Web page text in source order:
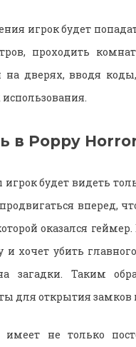
игрок будет
проходить
на дверях, вводя
в Poppy
будет видеть
вперед,
оказался
хочет убить
загадки. Таким
для открытия замков
имеет не только